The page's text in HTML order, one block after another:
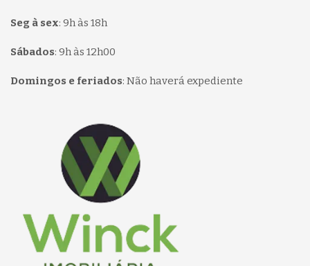
Seg à sex: 9h às 18h
Sábados: 9h às 12h00
Domingos e feriados: Não haverá expediente
Página inicial